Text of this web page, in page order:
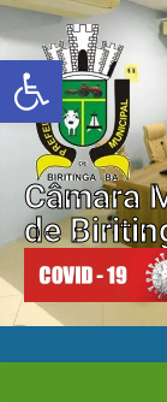
Câmara
de
Abrir a